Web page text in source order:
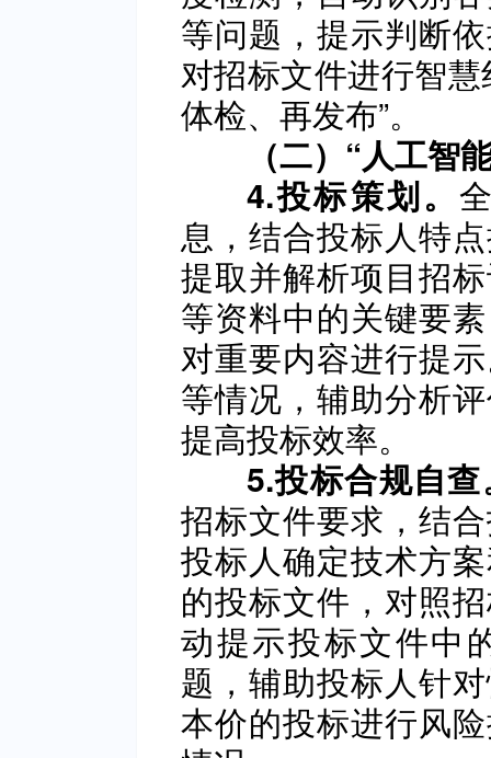
等问题，提示判断
对招标文件进行智
体检、再发布”。
（二）“人工智
4.投标策划。
息，结合投标人特
提取并解析项目招
等资料中的关键要
对重要内容进行提
等情况，辅助分析
提高投标效率。
5.投标合规自
招标文件要求，结
投标人确定技术方
的投标文件，对照
动提示投标文件中
题，辅助投标人针
本价的投标进行风